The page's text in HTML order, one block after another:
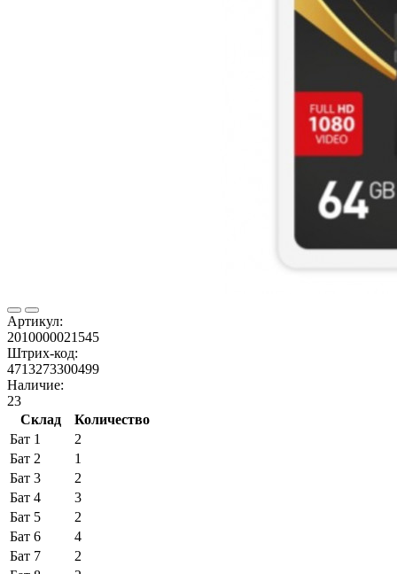
Артикул:
2010000021545
Штрих-код:
4713273300499
Наличие:
23
Склад
Количество
Бат 1
2
Бат 2
1
Бат 3
2
Бат 4
3
Бат 5
2
Бат 6
4
Бат 7
2